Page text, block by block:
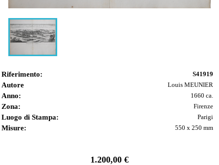
Riferimento: S41919
Autore Louis MEUNIER
Anno: 1660 ca.
Zona: Firenze
Luogo di Stampa: Parigi
Misure: 550 x 250 mm
1.200,00 €